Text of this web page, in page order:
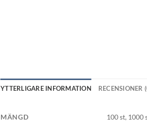
YTTERLIGARE INFORMATION RECENSIONER
MÄNGD 100 st, 1000